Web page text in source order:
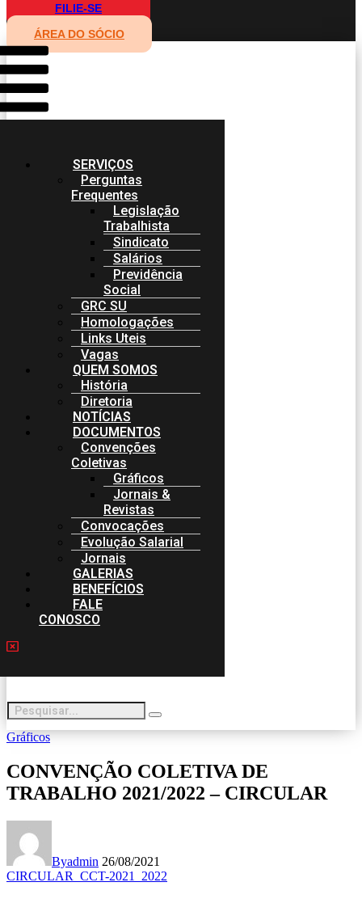
FILIE-SE
ÁREA DO SÓCIO
SERVIÇOS
Perguntas
Frequentes
Legislação
Trabalhista
Sindicato
Salários
Previdência
Social
GRC SU
Homologações
Links Uteis
Vagas
QUEM SOMOS
História
Diretoria
NOTÍCIAS
DOCUMENTOS
Convenções
Coletivas
Gráficos
Jornais &
Revistas
Convocações
Evolução Salarial
Jornais
GALERIAS
BENEFÍCIOS
FALE
CONOSCO
Gráficos
CONVENÇÃO COLETIVA DE
TRABALHO 2021/2022 – CIRCULAR
Byadmin 26/08/2021
CIRCULAR_CCT-2021_2022